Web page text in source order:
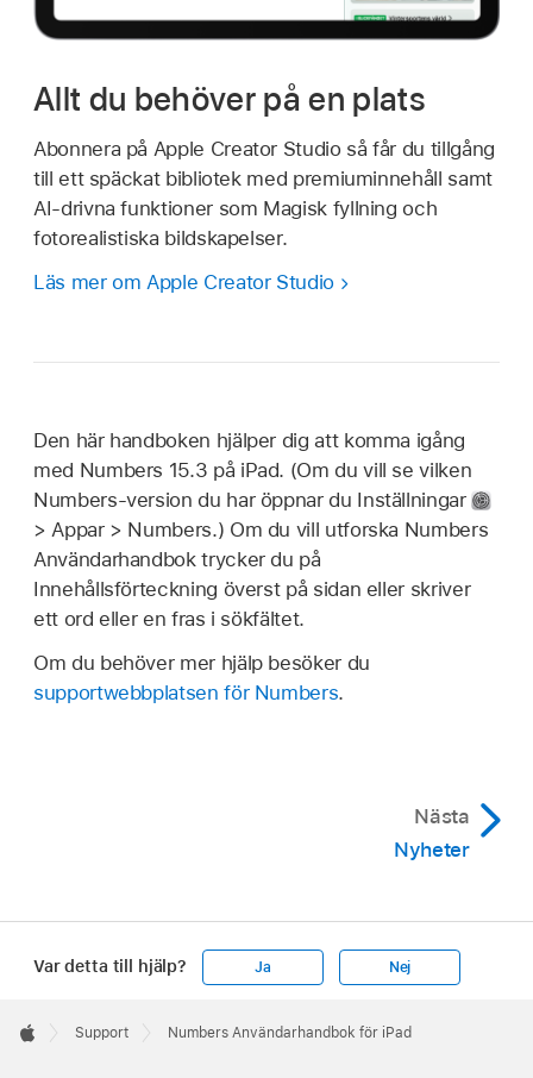
Allt du behöver på en plats
Abonnera på Apple Creator Studio så får du tillgång
till ett späckat bibliotek med premiuminnehåll samt
AI-drivna funktioner som Magisk fyllning och
fotorealistiska bildskapelser.
Läs mer om Apple Creator Studio
Den här handboken hjälper dig att komma igång
med Numbers 15.3 på iPad. (Om du vill se vilken
Numbers-version du har öppnar du Inställningar
> Appar > Numbers.) Om du vill utforska Numbers
Användarhandbok trycker du på
Innehållsförteckning överst på sidan eller skriver
ett ord eller en fras i sökfältet.
Om du behöver mer hjälp besöker du
supportwebbplatsen för Numbers.
Nästa
Nyheter
Var detta till hjälp? Ja Nej
Footer

Support Numbers Användarhandbok för iPad